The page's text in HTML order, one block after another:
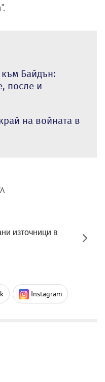
Байдън:
после и
на войната в
източници в
Instagram